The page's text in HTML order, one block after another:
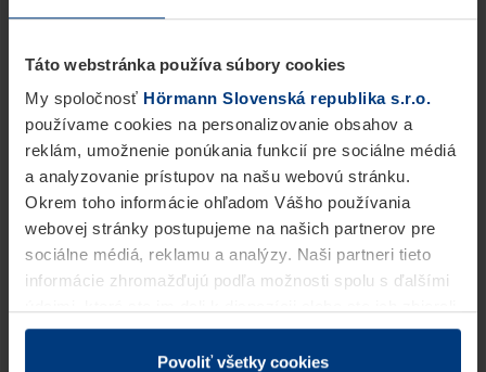
Táto webstránka používa súbory cookies
My spoločnosť Hörmann Slovenská republika s.r.o.
používame cookies na personalizovanie obsahov a
reklám, umožnenie ponúkania funkcií pre sociálne médiá
a analyzovanie prístupov na našu webovú stránku.
Okrem toho informácie ohľadom Vášho používania
webovej stránky postupujeme na našich partnerov pre
sociálne médiá, reklamu a analýzy. Naši partneri tieto
informácie zhromažďujú podľa možnosti spolu s ďalšími
v rámci Vášho využívania služieb.
Z právneho hľadiska môžeme cookies ukladať na Vašom
Povoliť všetky cookies
Vý­ber po­ho­nu ga­rá­žo­vej brá­ny: Všet­ko, čo
by ste mali ve­dieť
Ak uva­žu­je­te nad mo­to­ri­zá­ci­ou ga­rá­žo­vej
brá­ny a chce­te si uží­vať všet­ky jej vý­ho­dy,
mali by ste si ujas­niť, aký po­hon je vhod­ný
pre danú šír­ku pre­jaz­du či spô­sob ot­vá­ra­nia
brá­ny. Keď­že ide o kľú­čo­vý sys­tém ce­lé­ho jej
me­cha­niz­mu, zod­po­ve­dá mu pre­cíz­ny…